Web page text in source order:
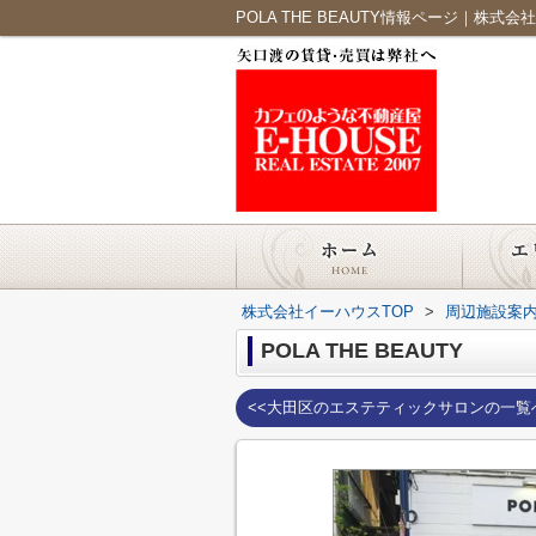
POLA THE BEAUTY情報ページ｜株式会
株式会社イーハウスTOP > 周辺施設案
POLA THE BEAUTY
<<大田区のエステティックサロンの一覧